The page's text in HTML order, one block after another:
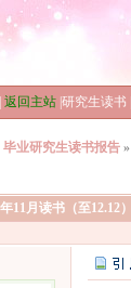
返回主站 研究生读书
毕业研究生读书报告 »
11月读书（至12.12）